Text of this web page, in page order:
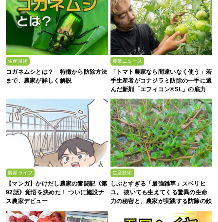
生産技術
コガネムシとは？ 特徴から防除方法
まで、農家が詳しく解説
農業ニュース
「トマト農家なら間違いなく使う」若
手生産者がコナジラミ防除の一手に選
んだ新剤「エフィコン®SL」の底力
農家ライフ
【マンガ】かけだし農家の奮闘記《第
92話》覚悟を決めた！ ついに施設ナ
ス農家デビュー
生産技術
しぶとすぎる「最強雑草」スベリヒ
ユ。 抜いても生えてくる驚異の生命
力の秘密と、農家が実践する防除の鉄
則